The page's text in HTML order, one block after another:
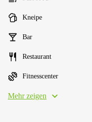
Kneipe
Bar
Restaurant
Fitnesscenter
Mehr zeigen